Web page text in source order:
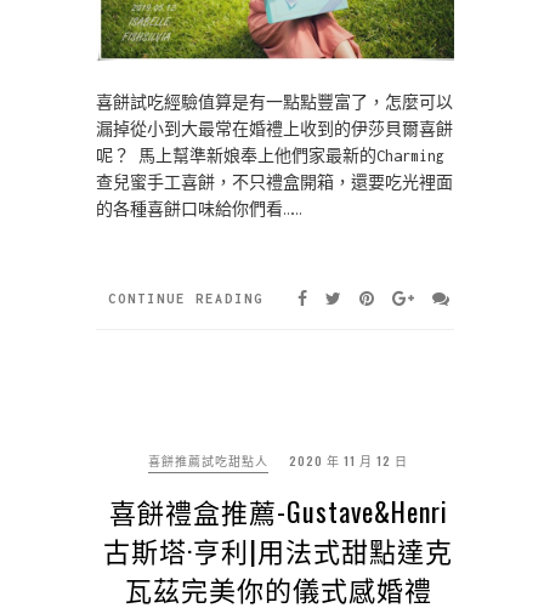
喜餅試吃經驗值算是有一點點豐富了，怎麼可以
漏掉從小到大最常在婚禮上收到的伊莎貝爾喜餅
呢？ 馬上幫準新娘奉上他們家最新的Charming
查兒蜜手工喜餅，不只禮盒開箱，還要吃光裡面
的各種喜餅口味給你們看……
CONTINUE READING
喜餅推薦試吃甜點人 2020 年 11 月 12 日
喜餅禮盒推薦-Gustave&Henri
古斯塔·亨利|用法式甜點達克
瓦茲完美你的儀式感婚禮